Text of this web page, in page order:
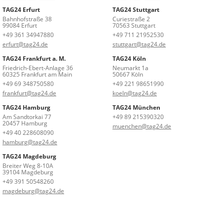
TAG24 Erfurt
Bahnhofstraße 38
99084 Erfurt
+49 361 34947880
erfurt@tag24.de
TAG24 Stuttgart
Curiestraße 2
70563 Stuttgart
+49 711 21952530
stuttgart@tag24.de
TAG24 Frankfurt a. M.
Friedrich-Ebert-Anlage 36
60325 Frankfurt am Main
+49 69 348750580
frankfurt@tag24.de
TAG24 Köln
Neumarkt 1a
50667 Köln
+49 221 98651990
koeln@tag24.de
TAG24 Hamburg
Am Sandtorkai 77
20457 Hamburg
+49 40 228608090
hamburg@tag24.de
TAG24 München
+49 89 215390320
muenchen@tag24.de
TAG24 Magdeburg
Breiter Weg 8-10A
39104 Magdeburg
+49 391 50548260
magdeburg@tag24.de